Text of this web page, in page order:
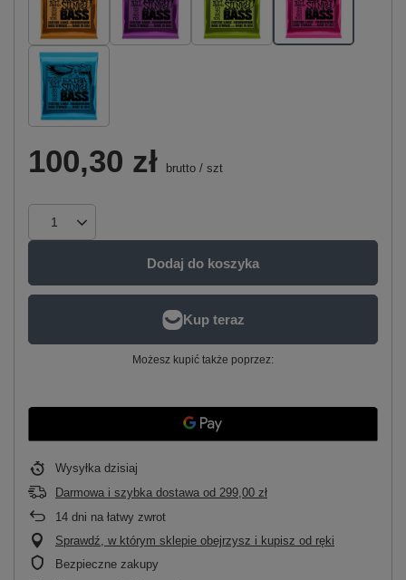
100,30 zł brutto / szt
Dodaj do koszyka
Możesz kupić także poprzez:
Wysyłka dzisiaj
Darmowa i szybka dostawa od 299,00 zł
14 dni na łatwy zwrot
Sprawdź, w którym sklepie obejrzysz i kupisz od ręki
Bezpieczne zakupy